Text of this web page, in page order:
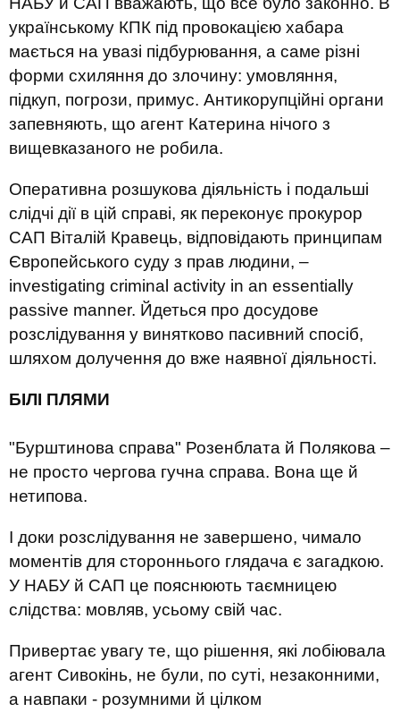
українському КПК під провокацією хабара
мається на увазі підбурювання, а саме різні
форми схиляння до злочину: умовляння,
підкуп, погрози, примус. Антикорупційні органи
запевняють, що агент Катерина нічого з
вищевказаного не робила.
Оперативна розшукова діяльність і подальші
слідчі дії в цій справі, як переконує прокурор
САП Віталій Кравець, відповідають принципам
Європейського суду з прав людини, –
investigating criminal activity in an essentially
passive manner. Йдеться про досудове
розслідування у винятково пасивний спосіб,
шляхом долучення до вже наявної діяльності.
БІЛІ ПЛЯМИ
"Бурштинова справа" Розенблата й Полякова –
не просто чергова гучна справа. Вона ще й
нетипова.
І доки розслідування не завершено, чимало
моментів для стороннього глядача є загадкою.
У НАБУ й САП це пояснюють таємницею
слідства: мовляв, усьому свій час.
Привертає увагу те, що рішення, які лобіювала
агент Сивокінь, не були, по суті, незаконними,
а навпаки - розумними й цілком